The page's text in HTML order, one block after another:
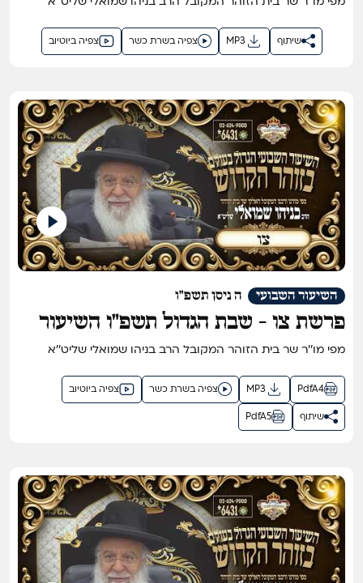
שמואלי שליט"א
צפיה ביוטיוב צפיה בשרת כשר MP3 שיתוף
ה ניסן תשפ"ו השיעור השבועי
פרשת צו - שבת הגדול תשפ"ו השיעור
הגדול בתבל בזוהר הקדוש מפי שר בית
מפי מו''ר שר בית הזוהר המקובל הרב בניהו שמואלי שליט''א
צפיה ביוטיוב צפיה בשרת כשר MP3 PdfA4
PdfA5 שיתוף